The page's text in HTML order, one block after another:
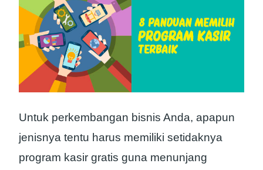
Untuk perkembangan bisnis Anda, apapun
jenisnya tentu harus memiliki setidaknya
program kasir gratis guna menunjang